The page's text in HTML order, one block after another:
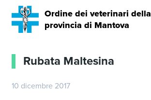
Ordine dei veterinari della
provincia di Mantova
Rubata Maltesina
10 dicembre 2017